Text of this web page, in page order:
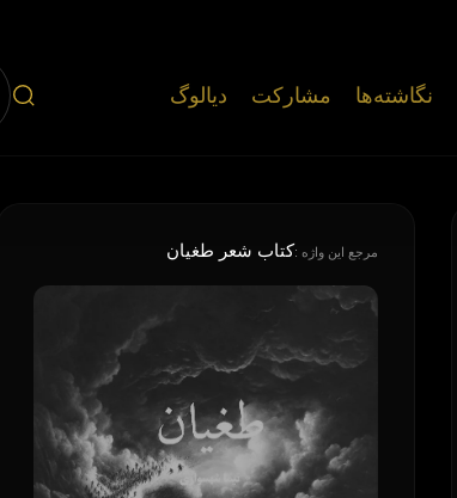
نگاشته‌ها مشارکت دیالوگ
مرجع این واژه :کتاب شعر طغیان